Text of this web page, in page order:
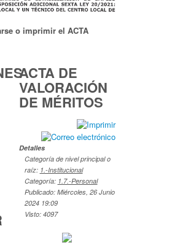
o imprimir el ACTA
ACTA DE
VALORACIÓN
DE MÉRITOS
Detalles
Categoría de nivel principal o
raíz: 1.-Institucional
Categoría: 1.7.-Personal
Publicado: Miércoles, 26 Junio
2024 19:09
Visto: 4097